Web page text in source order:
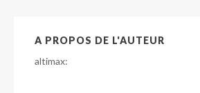
A PROPOS DE L'AUTEUR
altimax: